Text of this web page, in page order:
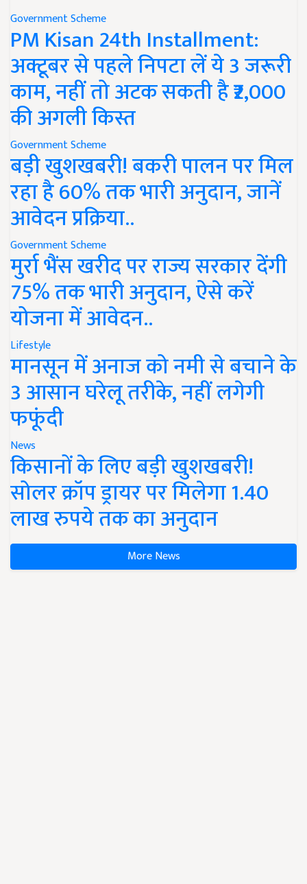
Government Scheme
PM Kisan 24th Installment:
अक्टूबर से पहले निपटा लें ये 3 जरूरी
काम, नहीं तो अटक सकती है ₹2,000
की अगली किस्त
Government Scheme
बड़ी खुशखबरी! बकरी पालन पर मिल
रहा है 60% तक भारी अनुदान, जानें
आवेदन प्रक्रिया..
Government Scheme
मुर्रा भैंस खरीद पर राज्य सरकार देंगी
75% तक भारी अनुदान, ऐसे करें
योजना में आवेदन..
Lifestyle
मानसून में अनाज को नमी से बचाने के
3 आसान घरेलू तरीके, नहीं लगेगी
फफूंदी
News
किसानों के लिए बड़ी खुशखबरी!
सोलर क्रॉप ड्रायर पर मिलेगा 1.40
लाख रुपये तक का अनुदान
More News